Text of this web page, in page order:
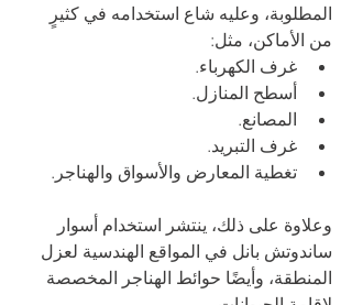
المطلوبة، وعليه شاع استخدامه في كثيرٍ
من الأماكن، مثل:
غرف الكهرباء.
أسطح المنازل.
المصانع.
غرف التبريد.
تغطية المعارض والأسواق والهناجر.
وعلاوة على ذلك، ينتشر استخدام أسوار
ساندوتش بانل في المواقع الهندسية لعزل
المنطقة، وأيضًا حوائط الهناجر المخصصة